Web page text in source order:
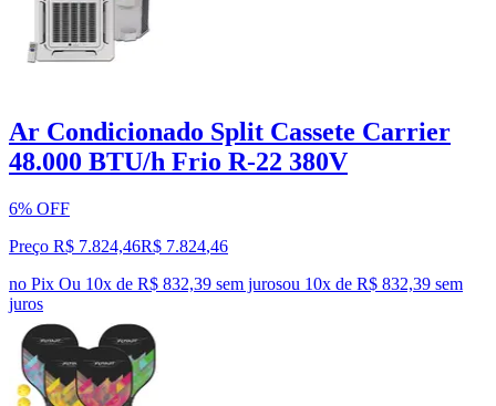
Ar Condicionado Split Cassete Carrier
48.000 BTU/h Frio R-22 380V
6% OFF
Preço R$ 7.824,46R$ 7.824,46
no Pix Ou 10x de R$ 832,39 sem jurosou 10x de R$ 832,39 sem
juros